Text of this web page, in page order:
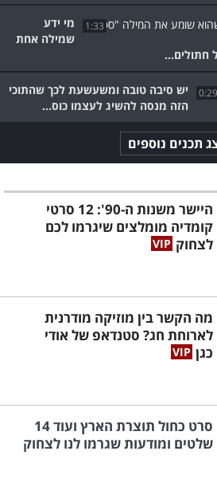
1:33
מי ידע
שמילה אחת
חתולים...
0:29
יש סיבה טובה ומשעשעת לכך שהתוכי
הזה מנסה להשיג לעצמו כוס...
תכנים נוספים
היישר משנות ה-90': 12 סרטי
קומדיה מומלצים שיגרמו לכם
לצחוק
מה הקשר בין מוזיקה מודרנית
לארוחת חג? סטנדאפ של אודי
כגן
סרט כחול תוצרת הארץ ועוד 14
שלטים ומודעות שגרמו לנו לצחוק